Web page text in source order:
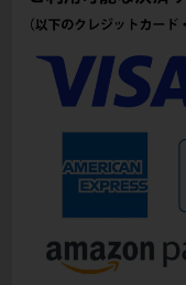
シートチューブ
510mm(C-T実寸）
トップチューブ
クランク